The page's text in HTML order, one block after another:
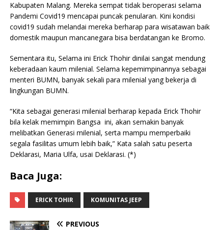
Kabupaten Malang. Mereka sempat tidak beroperasi selama
Pandemi Covid19 mencapai puncak penularan. Kini kondisi
covid19 sudah melandai mereka berharap para wisatawan baik
domestik maupun mancanegara bisa berdatangan ke Bromo.
Sementara itu, Selama ini Erick Thohir dinilai sangat mendung
keberadaan kaum milenial. Selama kepemimpinannya sebagai
menteri BUMN, banyak sekali para milenial yang bekerja di
lingkungan BUMN.
“Kita sebagai generasi milenial berharap kepada Erick Thohir
bila kelak memimpin Bangsa ini, akan semakin banyak
melibatkan Generasi milenial, serta mampu memperbaiki
segala fasilitas umum lebih baik,” Kata salah satu peserta
Deklarasi, Maria Ulfa, usai Deklarasi. (*)
Baca Juga:
ERICK TOHIR KOMUNITAS JEEP
PREVIOUS